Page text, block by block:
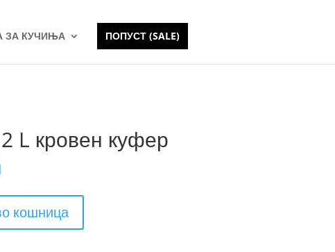
ЗА КУЧИЊА ПОПУСТ (SALE)
L кровен куфер
кошница